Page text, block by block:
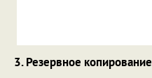
3. Резервное копирование